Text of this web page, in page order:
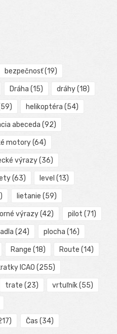
bezpečnosť(19)
Dráha (15) dráhy(18)
helikoptéra (54)
abeceda (92)
motory(64)
výrazy(36)
(63) level (13)
lietanie (59)
výrazy(42) pilot (71)
(24) plocha (16)
Range (18) Route (14)
ICAO (255)
trate (23) vrtuľník(55)
Čas (34)